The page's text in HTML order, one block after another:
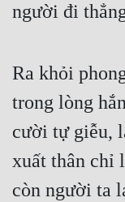
người đi
Ra khỏi
trong lòng
cười tự giễu,
xuất thân chỉ
còn người ta